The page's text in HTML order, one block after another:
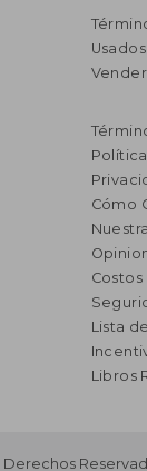
Usados
Cómo
Lista
Libros
Derechos